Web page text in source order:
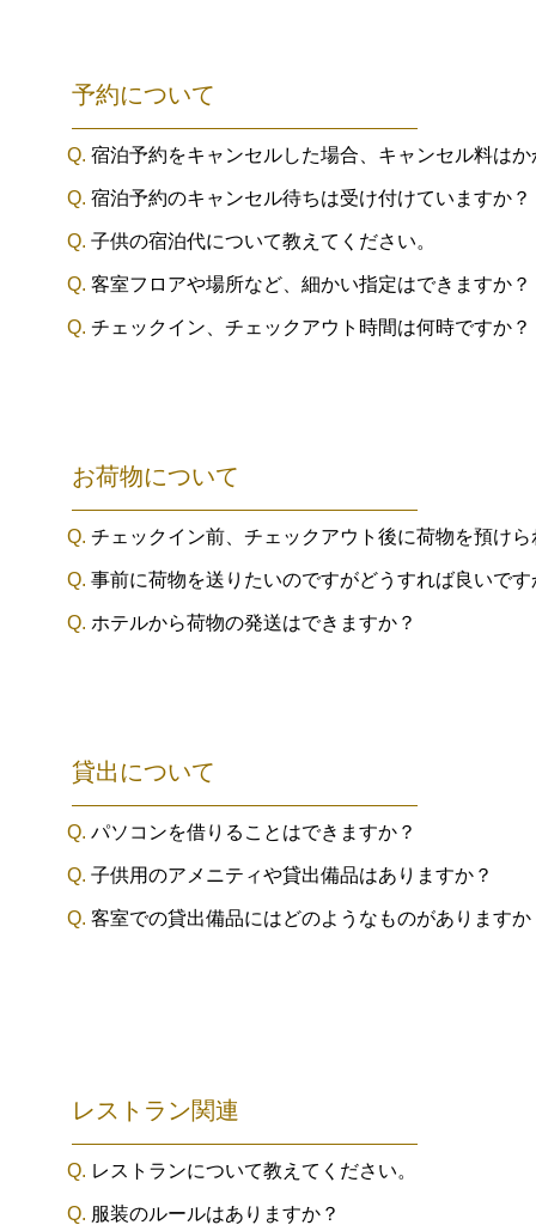
予約について
宿泊予約をキャンセルした場合、キャンセル料は
宿泊予約のキャンセル待ちは受け付けていますか？
子供の宿泊代について教えてください。
客室フロアや場所など、細かい指定はできますか？
チェックイン、チェックアウト時間は何時ですか？
お荷物について
チェックイン前、チェックアウト後に荷物を預け
事前に荷物を送りたいのですがどうすれば良いです
ホテルから荷物の発送はできますか？
貸出について
パソコンを借りることはできますか？
子供用のアメニティや貸出備品はありますか？
客室での貸出備品にはどのようなものがありますか
レストラン関連
レストランについて教えてください。
服装のルールはありますか？